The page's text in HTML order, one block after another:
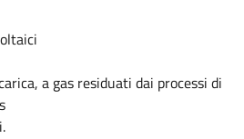
a gas residuati dai processi di